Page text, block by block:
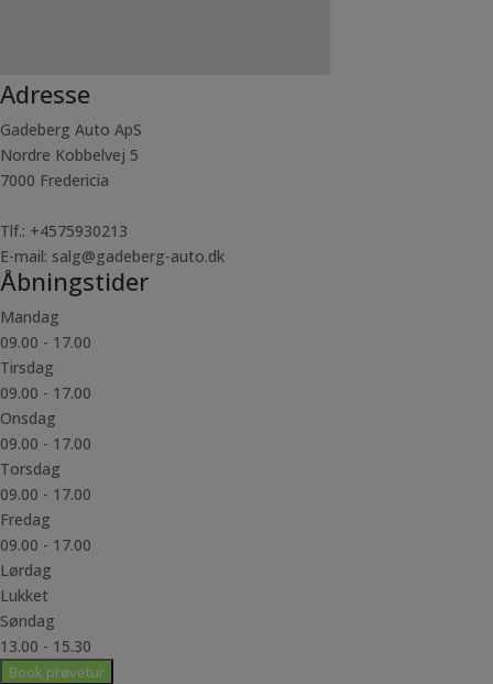
Adresse
Gadeberg Auto ApS
Nordre Kobbelvej 5
7000 Fredericia
Tlf.: +4575930213
E-mail: salg@gadeberg-auto.dk
Åbningstider
Mandag
09.00 - 17.00
Tirsdag
09.00 - 17.00
Onsdag
09.00 - 17.00
Torsdag
09.00 - 17.00
Fredag
09.00 - 17.00
Lørdag
Lukket
Søndag
13.00 - 15.30
Book prøvetur